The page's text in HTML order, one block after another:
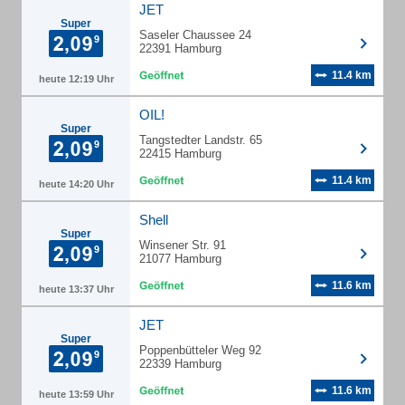
Super
heute 12:19 Uhr
JET
Saseler Chaussee 24
22391 Hamburg
11.4 km
Super
heute 14:20 Uhr
OIL!
Tangstedter Landstr. 65
22415 Hamburg
11.4 km
Super
heute 13:37 Uhr
Shell
Winsener Str. 91
21077 Hamburg
11.6 km
Super
heute 13:59 Uhr
JET
Poppenbütteler Weg 92
22339 Hamburg
11.6 km